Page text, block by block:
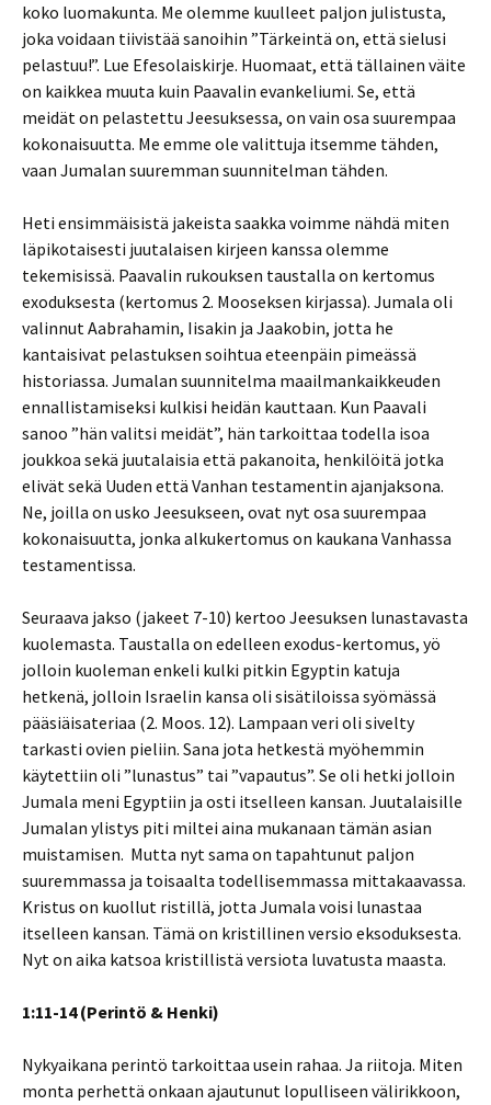
koko luomakunta. Me olemme kuulleet paljon julistusta,
joka voidaan tiivistää sanoihin ”Tärkeintä on, että sielusi
pelastuu!”. Lue Efesolaiskirje. Huomaat, että tällainen väite
on kaikkea muuta kuin Paavalin evankeliumi. Se, että
meidät on pelastettu Jeesuksessa, on vain osa suurempaa
kokonaisuutta. Me emme ole valittuja itsemme tähden,
vaan Jumalan suuremman suunnitelman tähden.
Heti ensimmäisistä jakeista saakka voimme nähdä miten
läpikotaisesti juutalaisen kirjeen kanssa olemme
tekemisissä. Paavalin rukouksen taustalla on kertomus
exoduksesta (kertomus 2. Mooseksen kirjassa). Jumala oli
valinnut Aabrahamin, Iisakin ja Jaakobin, jotta he
kantaisivat pelastuksen soihtua eteenpäin pimeässä
historiassa. Jumalan suunnitelma maailmankaikkeuden
ennallistamiseksi kulkisi heidän kauttaan. Kun Paavali
sanoo ”hän valitsi meidät”, hän tarkoittaa todella isoa
joukkoa sekä juutalaisia että pakanoita, henkilöitä jotka
elivät sekä Uuden että Vanhan testamentin ajanjaksona.
Ne, joilla on usko Jeesukseen, ovat nyt osa suurempaa
kokonaisuutta, jonka alkukertomus on kaukana Vanhassa
testamentissa.
Seuraava jakso (jakeet 7-10) kertoo Jeesuksen lunastavasta
kuolemasta. Taustalla on edelleen exodus-kertomus, yö
jolloin kuoleman enkeli kulki pitkin Egyptin katuja
hetkenä, jolloin Israelin kansa oli sisätiloissa syömässä
pääsiäisateriaa (2. Moos. 12). Lampaan veri oli sivelty
tarkasti ovien pieliin. Sana jota hetkestä myöhemmin
käytettiin oli ”lunastus” tai ”vapautus”. Se oli hetki jolloin
Jumala meni Egyptiin ja osti itselleen kansan. Juutalaisille
Jumalan ylistys piti miltei aina mukanaan tämän asian
muistamisen. Mutta nyt sama on tapahtunut paljon
suuremmassa ja toisaalta todellisemmassa mittakaavassa.
Kristus on kuollut ristillä, jotta Jumala voisi lunastaa
itselleen kansan. Tämä on kristillinen versio eksoduksesta.
Nyt on aika katsoa kristillistä versiota luvatusta maasta.
1:11-14 (Perintö & Henki)
Nykyaikana perintö tarkoittaa usein rahaa. Ja riitoja. Miten
monta perhettä onkaan ajautunut lopulliseen välirikkoon,